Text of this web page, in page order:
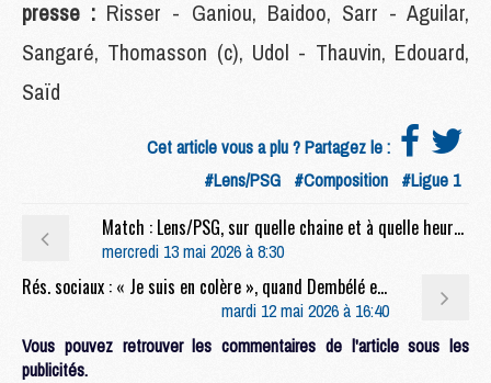
presse : Risser - Ganiou, Baidoo, Sarr - Aguilar,
Sangaré, Thomasson (c), Udol - Thauvin, Edouard,
Saïd
Cet article vous a plu ? Partagez le :
#Lens/PSG #Composition #Ligue 1
Match : Lens/PSG, sur quelle chaine et à quelle heure regarder le match ?
mercredi 13 mai 2026 à 8:30
Rés. sociaux : « Je suis en colère », quand Dembélé et Doué jouent (mal) la comédie
mardi 12 mai 2026 à 16:40
Vous pouvez retrouver les commentaires de l'article sous les
publicités.